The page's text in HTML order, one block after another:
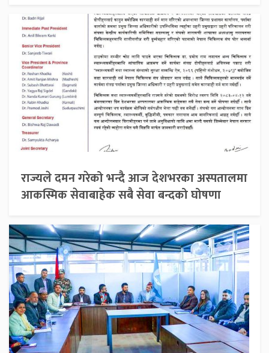
राज्यले दमन गरेको भन्दै आज देशभरका अस्पतालमा
आकस्मिक सेवाबाहेक सबै सेवा बन्दको घोषणा